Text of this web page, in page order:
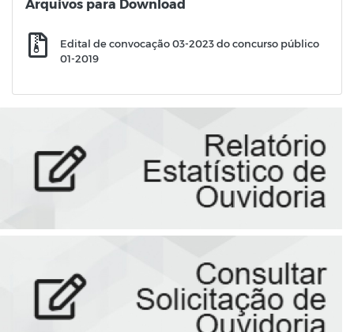
Arquivos para Download
Edital de convocação 03-2023 do concurso público
01-2019